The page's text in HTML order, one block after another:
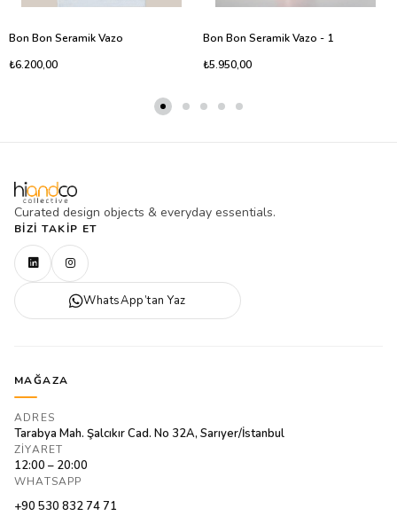
Bon Bon Seramik Vazo
₺6.200,00
Bon Bon Seramik Vazo - 1
₺5.950,00
Curated design objects & everyday essentials.
BIZI TAKIP ET
WhatsApp’tan Yaz
MAĞAZA
ADRES
Tarabya Mah. Şalcıkır Cad. No 32A, Sarıyer/İstanbul
ZIYARET
12:00 – 20:00
WHATSAPP
+90 530 832 74 71